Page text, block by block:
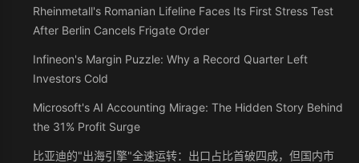
Rheinmetall's Romanian Lifeline Faces Its First Stress Test
After Berlin Cancels Frigate Order
Infineon's Margin Puzzle: Why a Record Quarter Left
Investors Cold
Microsoft's AI Accounting Mirage: The Hidden Story Behind
the 31% Profit Surge
比亚迪的"出海引擎"全速运转：出口占比首破四成，但国内市